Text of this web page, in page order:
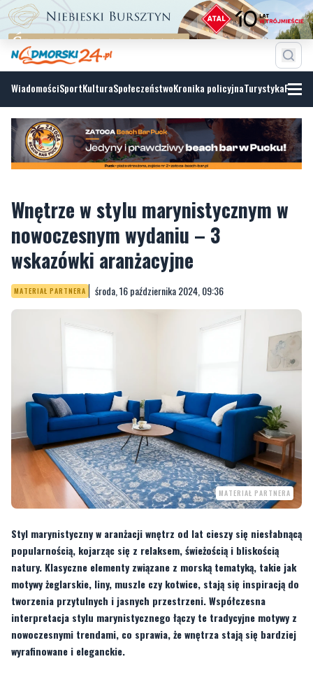
WiadomościSportKulturaSpołeczeństwoKronika policyjnaTurystyka
Wnętrze w stylu marynistycznym w
nowoczesnym wydaniu – 3
wskazówki aranżacyjne
MATERIAŁ PARTNERA środa, 16 października 2024, 09:36
MATERIAŁ PARTNERA
Styl marynistyczny w aranżacji wnętrz od lat cieszy się niesłabnącą
popularnością, kojarząc się z relaksem, świeżością i bliskością
natury. Klasyczne elementy związane z morską tematyką, takie jak
motywy żeglarskie, liny, muszle czy kotwice, stają się inspiracją do
tworzenia przytulnych i jasnych przestrzeni. Współczesna
interpretacja stylu marynistycznego łączy te tradycyjne motywy z
nowoczesnymi trendami, co sprawia, że wnętrza stają się bardziej
wyrafinowane i eleganckie.